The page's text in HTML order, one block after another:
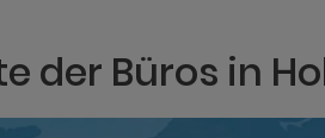
der Büros in